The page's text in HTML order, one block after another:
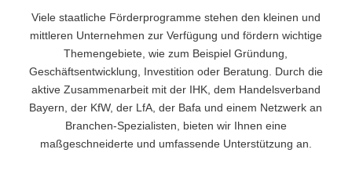
Viele staatliche Förderprogramme stehen den kleinen und
mittleren Unternehmen zur Verfügung und fördern wichtige
Themengebiete, wie zum Beispiel Gründung,
Geschäftsentwicklung, Investition oder Beratung. Durch die
aktive Zusammenarbeit mit der IHK, dem Handelsverband
Bayern, der KfW, der LfA, der Bafa und einem Netzwerk an
Branchen-Spezialisten, bieten wir Ihnen eine
maßgeschneiderte und umfassende Unterstützung an.